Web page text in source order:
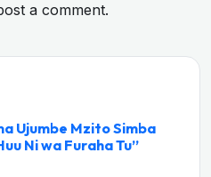
a comment.
Ujumbe Mzito Simba
Ni wa Furaha Tu”